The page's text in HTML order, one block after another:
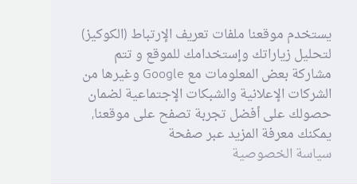
يستخدم موقعنا ملفات تعريف الإرتباط (الكوكيز)
لتحليل زياراتك وإستخدامك للموقع و تتم
مشاركة بعض المعلومات مع Google وغيرها من
الشركات الإعلانية والشبكات الإجتماعية لضمان
حصولك على أفضل تجربة تصفح على موقعنا,
يمكنك معرفة المزيد عبر صفحة
سياسة الخصوصية